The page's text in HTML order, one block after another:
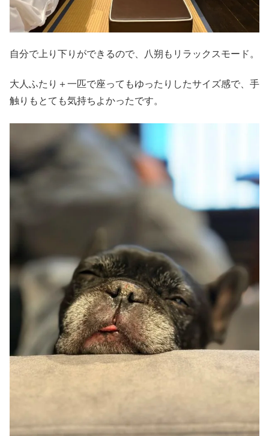
自分で上り下りができるので、八朔もリラックスモード。
大人ふたり＋一匹で座ってもゆったりしたサイズ感で、手
触りもとても気持ちよかったです。